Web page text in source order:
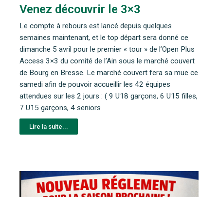
Venez découvrir le 3×3
Le compte à rebours est lancé depuis quelques
semaines maintenant, et le top départ sera donné ce
dimanche 5 avril pour le premier « tour » de l’Open Plus
Access 3×3 du comité de l’Ain sous le marché couvert
de Bourg en Bresse. Le marché couvert fera sa mue ce
samedi afin de pouvoir accueillir les 42 équipes
attendues sur les 2 jours : ( 9 U18 garçons, 6 U15 filles,
7 U15 garçons, 4 seniors
Lire la suite...